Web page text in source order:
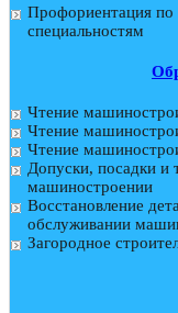
Профориентация
специальностям
Чтение
Чтение
Чтение
Допуски, посадки и
машиностроении
Восстановление
обслуживании
Загородное